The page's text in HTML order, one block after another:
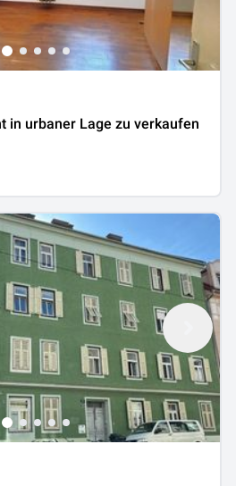
in urbaner Lage zu verkaufen